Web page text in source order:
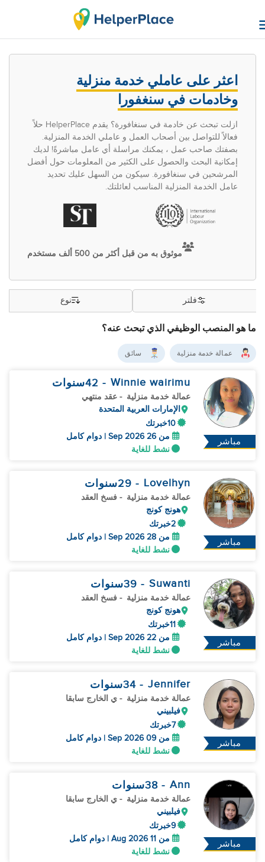
اعثر على عاملي خدمة منزلية
وخادمات في سنغفورا
ازلت تبحث عن خادمة في سنغافورة؟ يقدم HelperPlace حلاً
فعالاً للتواصل بين أصحاب العمل و عاملي الخدمة المنزلية.
بصفتك صاحب عمل ، يمكنك مراسلة أي عامل مباشرةً! لديك
إمكانية البحث والحصول على الكثير من المعلومات حول أفضل
المرشحين في سنغافورة. سيكون من السهل عليك تحديد
عامل الخدمة المنزلية المناسب لعائلتك.
موثوق به من قبل أكثر من 500 ألف مستخدم
ما هو المنصب الوظيفي الذي تبحث عنه؟
فلتر نوع
عمالة خدمة منزلية سائق
مباشر
Winnie wairimu
- 42 سنوات
عمالة خدمة منزلية - عقد منتهي
الإمارات العربية المتحدة
10خبرتك
من 26 Sep 2026 | دوام كامل
نشط للغاية
مباشر
Lovelhyn
- 29 سنوات
عمالة خدمة منزلية - فسخ العقد
هونج كونج
2خبرتك
من 28 Sep 2026 | دوام كامل
نشط للغاية
مباشر
Suwanti
- 39 سنوات
عمالة خدمة منزلية - فسخ العقد
هونج كونج
11خبرتك
من 22 Sep 2026 | دوام كامل
نشط للغاية
مباشر
Jennifer
- 34 سنوات
عمالة خدمة منزلية - ي الخارج سابقا
فيلبيني
7خبرتك
من 09 Sep 2026 | دوام كامل
نشط للغاية
مباشر
Ann
- 38 سنوات
عمالة خدمة منزلية - ي الخارج سابقا
فيلبيني
9خبرتك
من 11 Aug 2026 | دوام كامل
نشط للغاية